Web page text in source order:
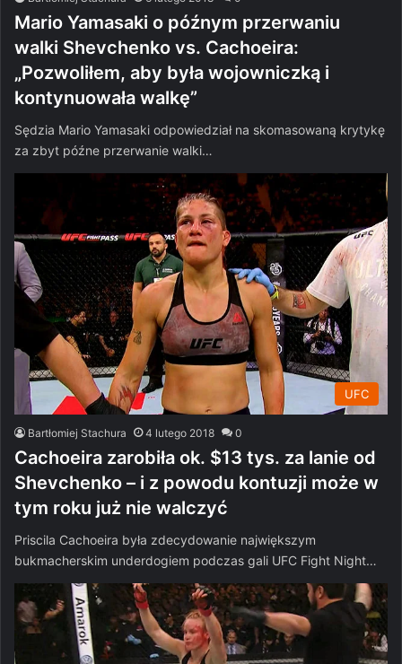
Mario Yamasaki o późnym przerwaniu
walki Shevchenko vs. Cachoeira:
„Pozwoliłem, aby była wojowniczką i
kontynuowała walkę”
Sędzia Mario Yamasaki odpowiedział na skomasowaną krytykę
za zbyt późne przerwanie walki…
UFC
Bartłomiej Stachura 4 lutego 2018 0
Cachoeira zarobiła ok. $13 tys. za lanie od
Shevchenko – i z powodu kontuzji może w
tym roku już nie walczyć
Priscila Cachoeira była zdecydowanie największym
bukmacherskim underdogiem podczas gali UFC Fight Night…